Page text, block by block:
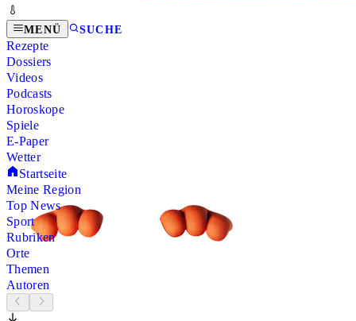
MENÜ SUCHE
Rezepte
Dossiers
Videos
Podcasts
Horoskope
Spiele
E-Paper
Wetter
Startseite
Meine Region
Top News
Sport
Rubriken
Orte
Themen
Autoren